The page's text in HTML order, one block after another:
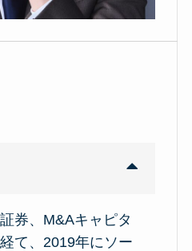
券、M&Aキャピタ
て、2019年にソー